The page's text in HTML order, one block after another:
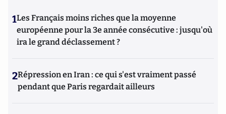
1Les Français moins riches que la moyenne
européenne pour la 3e année consécutive : jusqu'où
ira le grand déclassement ?
2Répression en Iran : ce qui s'est vraiment passé
pendant que Paris regardait ailleurs